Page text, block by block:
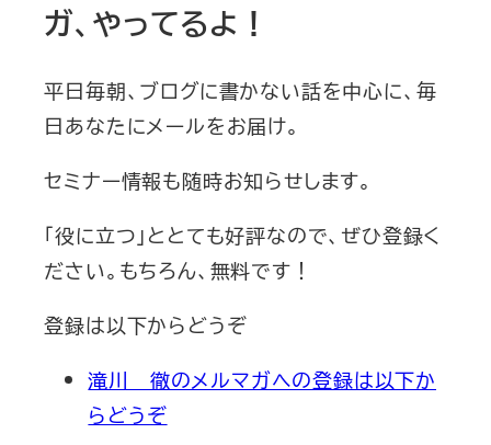
ガ、やってるよ！
平日毎朝、ブログに書かない話を中心に、毎
日あなたにメールをお届け。
セミナー情報も随時お知らせします。
「役に立つ」ととても好評なので、ぜひ登録く
ださい。もちろん、無料です！
登録は以下からどうぞ
滝川 徹のメルマガへの登録は以下か
らどうぞ